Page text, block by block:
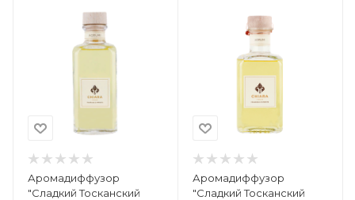
Аромадиффузор
"Сладкий Тосканский
Аромадиффузор
"Сладкий Тосканский